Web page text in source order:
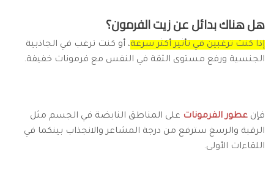
هل هناك بدائل عن زيت الفرمون؟
إذا كنت ترغبين في تأثير أكثر سرعة، أو كنت ترغب في الجاذبية
الجنسية ورفع مستوى الثقة في النفس مع فرمونات خفيفة.
فإن عطور الفرمونات على المناطق النابضة في الجسم مثل
الرقبة والرسغ سترفع من درجة المشاعر والانجذاب بينكما في
اللقاءات الأولى.